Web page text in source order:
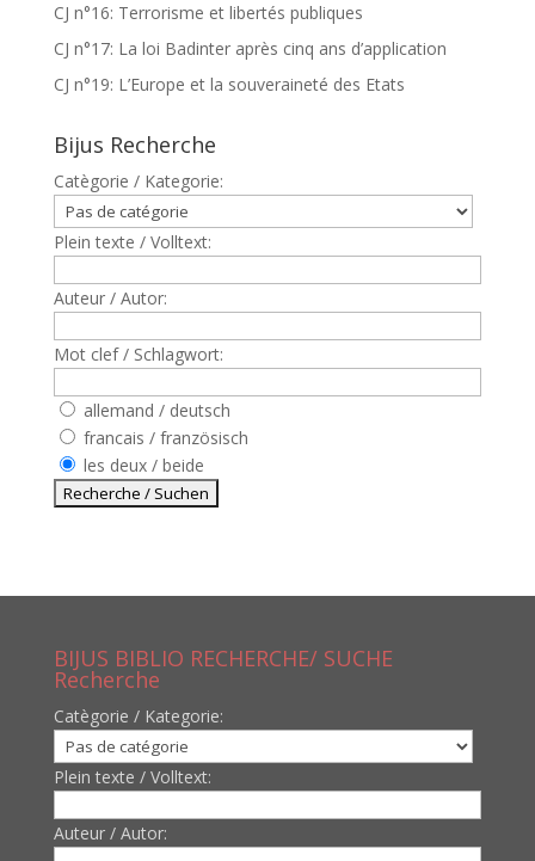
CJ n°16: Terrorisme et libertés publiques
CJ n°17: La loi Badinter après cinq ans d’application
CJ n°19: L’Europe et la souveraineté des Etats
Bijus Recherche
Catègorie / Kategorie:
Plein texte / Volltext:
Auteur / Autor:
Mot clef / Schlagwort:
allemand / deutsch
francais / französisch
les deux / beide
BIJUS BIBLIO RECHERCHE/ SUCHE
Recherche
Catègorie / Kategorie:
Plein texte / Volltext:
Auteur / Autor: